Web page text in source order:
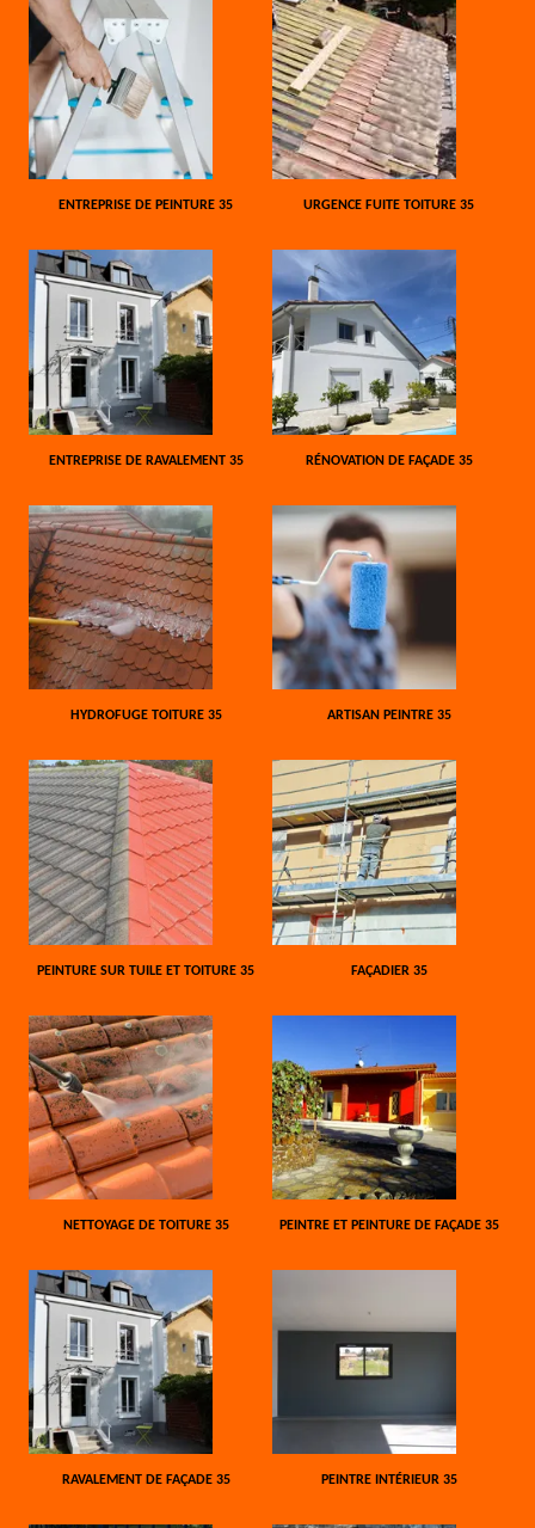
ENTREPRISE DE PEINTURE 35 URGENCE FUITE TOITURE 35
ENTREPRISE DE RAVALEMENT 35 RÉNOVATION DE FAÇADE 35
HYDROFUGE TOITURE 35 ARTISAN PEINTRE 35
PEINTURE SUR TUILE ET TOITURE 35 FAÇADIER 35
NETTOYAGE DE TOITURE 35 PEINTRE ET PEINTURE DE FAÇADE 35
RAVALEMENT DE FAÇADE 35 PEINTRE INTÉRIEUR 35